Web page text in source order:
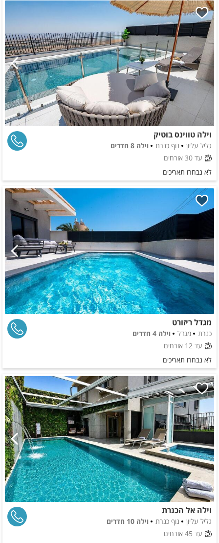
וילה טווינס בוטיק
גליל עליון נוף כנרת
וילה 8 חדרים
עד 30 אורחים
לא נבחרו תאריכים
מגדל ריזורט
כנרת מגדל
וילה 4 חדרים
עד 12 אורחים
לא נבחרו תאריכים
וילה אל הכנרת
גליל עליון נוף כנרת
וילה 10 חדרים
עד 45 אורחים